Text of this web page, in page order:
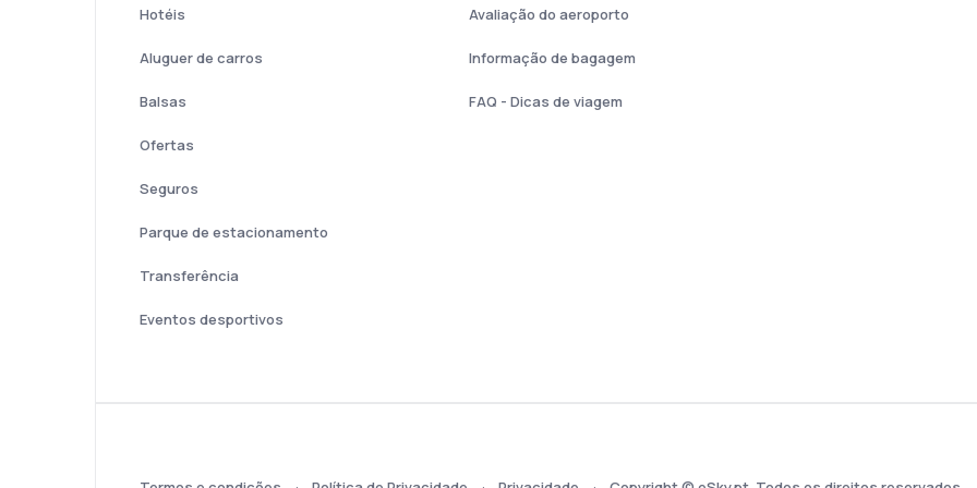
Hotéis
Aluguer de carros
Balsas
Ofertas
Seguros
Parque de estacionamento
Transferência
Eventos desportivos
Avaliação do aeroporto
Informação de bagagem
FAQ - Dicas de viagem